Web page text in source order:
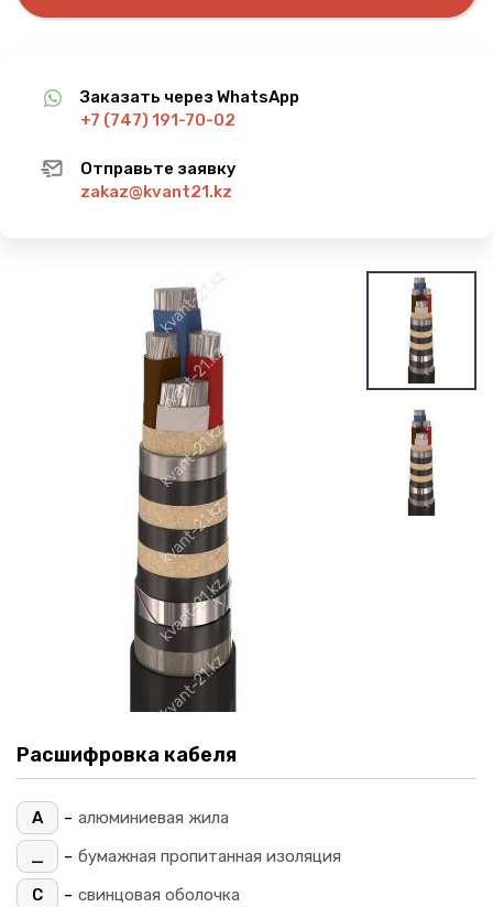
Заказать через WhatsApp
+7 (747) 191-70-02
Отправьте заявку
zakaz@kvant21.kz
Расшифровка кабеля
А - алюминиевая жила
_
- бумажная пропитанная изоляция
С
- свинцовая оболочка